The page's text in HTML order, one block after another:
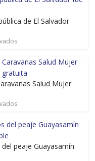
de El Salvador
Salud Mujer
peaje Guayasamín